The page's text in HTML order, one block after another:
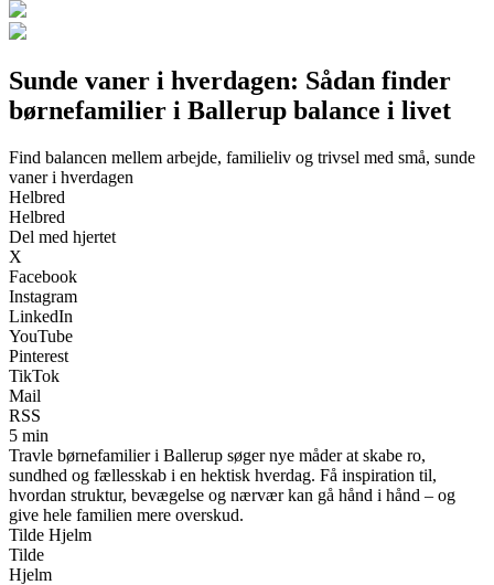
Sunde vaner i hverdagen: Sådan finder
børnefamilier i Ballerup balance i livet
Find balancen mellem arbejde, familieliv og trivsel med små, sunde
vaner i hverdagen
Helbred
Helbred
Del med hjertet
X
Facebook
Instagram
LinkedIn
YouTube
Pinterest
TikTok
Mail
RSS
5 min
Travle børnefamilier i Ballerup søger nye måder at skabe ro,
sundhed og fællesskab i en hektisk hverdag. Få inspiration til,
hvordan struktur, bevægelse og nærvær kan gå hånd i hånd – og
give hele familien mere overskud.
Tilde Hjelm
Tilde
Hjelm